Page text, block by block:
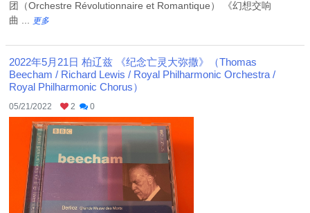
团（Orchestre Révolutionnaire et Romantique） 《幻想交响
曲 ...
更多
2022年5月21日 柏辽兹 《纪念亡灵大弥撒》（Thomas
Beecham / Richard Lewis / Royal Philharmonic Orchestra /
Royal Philharmonic Chorus）
05/21/2022 2 0